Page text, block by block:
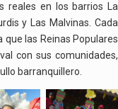
reales en los barrios La
y Las Malvinas. Cada
las Reinas Populares
con sus comunidades,
barranquillero.